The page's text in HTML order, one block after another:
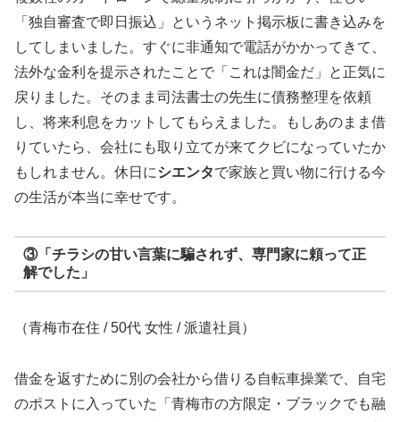
「独自審査で即日振込」というネット掲示板に書き込みを
してしまいました。すぐに非通知で電話がかかってきて、
法外な金利を提示されたことで「これは闇金だ」と正気に
戻りました。そのまま司法書士の先生に債務整理を依頼
し、将来利息をカットしてもらえました。もしあのまま借
りていたら、会社にも取り立てが来てクビになっていたか
もしれません。休日にシエンタで家族と買い物に行ける今
の生活が本当に幸せです。
③「チラシの甘い言葉に騙されず、専門家に頼って正
解でした」
（青梅市在住 / 50代 女性 / 派遣社員）
借金を返すために別の会社から借りる自転車操業で、自宅
のポストに入っていた「青梅市の方限定・ブラックでも融